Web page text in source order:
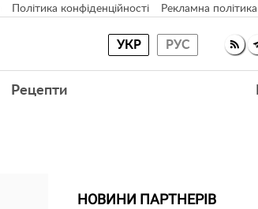
Політика конфіденційності Рекламна політика
УКР РУС
Рецепти
НОВИНИ ПАРТНЕРІВ